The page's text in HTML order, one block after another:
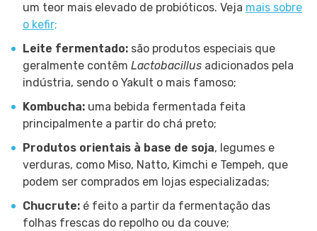
um teor mais elevado de probióticos. Veja mais sobre
o kefir;
Leite fermentado: são produtos especiais que
geralmente contêm Lactobacillus adicionados pela
indústria, sendo o Yakult o mais famoso;
Kombucha: uma bebida fermentada feita
principalmente a partir do chá preto;
Produtos orientais à base de soja, legumes e
verduras, como Miso, Natto, Kimchi e Tempeh, que
podem ser comprados em lojas especializadas;
Chucrute: é feito a partir da fermentação das
folhas frescas do repolho ou da couve;